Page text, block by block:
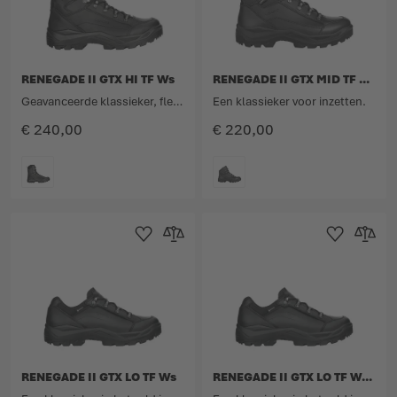
€ 240,00
RENEGADE II GTX HI TF Ws
Geavanceerde klassieker, flexibel en comfortabel.
€ 220,00
RENEGADE II GTX MID TF Ws
Een klassieker voor inzetten.
RENEGADE II GTX LO TF Ws
Toevoegen aan verlanglijst
Toevoegen om te vergelijken
RENEGADE II GTX LO TF Ws W
Toevoegen